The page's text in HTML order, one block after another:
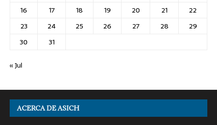
16
17 18 19 20 21
22
23
24 25 26 27 28
29
30
31
« Jul
ACERCA DE ASICH